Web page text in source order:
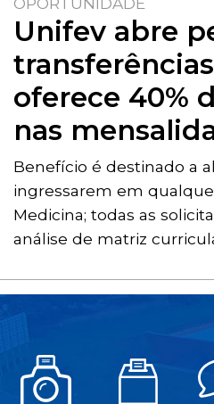
Unifev abre
oferece 40%
nas
Benefício é destinado a
ingressarem em
Medicina; todas as
análise de matriz